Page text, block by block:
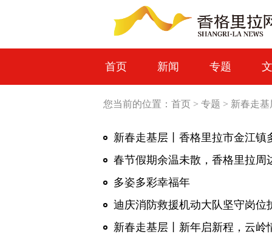
首页 新闻 专题
您当前的位置： 首页 > 专题 > 新春走基
新春走基层丨香格里拉市金江镇
春节假期余温未散，香格里拉周
多姿多彩幸福年
迪庆消防救援机动大队坚守岗
新春走基层丨新年启新程，云岭